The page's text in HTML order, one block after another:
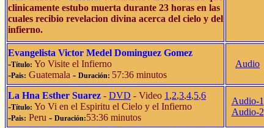
clinicamente estubo muerta durante 23 horas en las
cuales recibio revelacion divina acerca del cielo y del
infierno.
Evangelista Victor Medel Dominguez Gomez
-Título: Yo Visite el Infierno
-Pais: Guatemala - Duración: 57:36 minutos
Audio
La Hna Esther Suarez - DVD - Video 1 ,2,3,4,5,6
-Título: Yo Vi en el Espiritu el Cielo y el Infierno
-Pais: Peru - Duración:53:36 minutos
Audio-1
Audio-2